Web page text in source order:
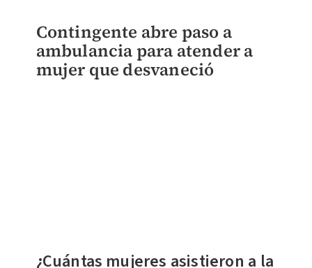
Contingente abre paso a
ambulancia para atender a
mujer que desvaneció
¿Cuántas mujeres asistieron a la